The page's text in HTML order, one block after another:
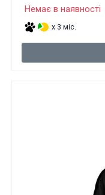
Немає в наявності
x 3 міс.